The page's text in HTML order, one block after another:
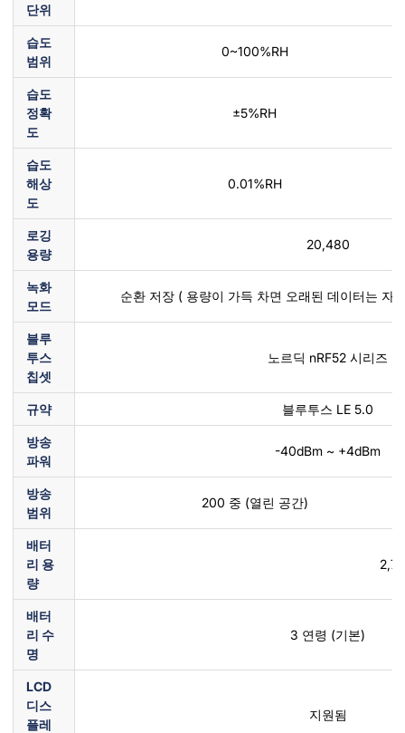
단위
습도
범위
0~100%RH
습도
정확
도
±5%RH
습도
해상
도
0.01%RH
로깅
용량
20,480
녹화
모드
순환 저장 ( 용량이 가득 차면 오래된 데이터는 자
블루
투스
칩셋
노르딕 nRF52 시리즈
규약 블루투스 LE 5.0
방송
파워
-40dBm ~ +4dBm
방송
범위
200 중 (열린 공간)
배터
리 용
량
배터
리 수
명
3 연령 (기본)
LCD
디스
플레
지원됨